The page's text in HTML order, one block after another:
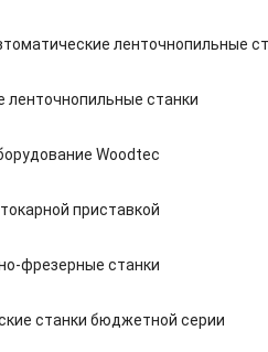
ленточнопильные
ленточнопильные станки
Woodtec
приставкой
фрезерные станки
станки бюджетной серии